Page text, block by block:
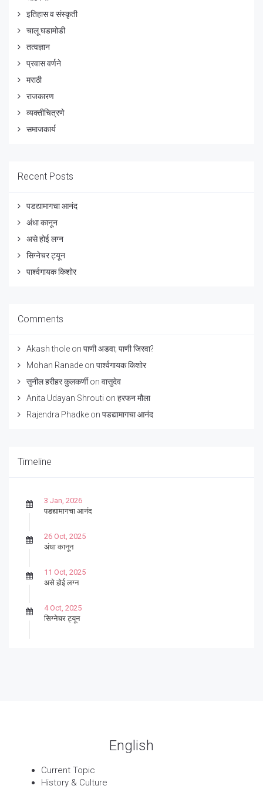
इतिहास व संस्कृती
चालू घडामोडी
तत्वज्ञान
प्रवास वर्णने
मराठी
राजकारण
व्यक्तीचित्रणे
समाजकार्य
Recent Posts
पडद्यामागचा आनंद
अंधा कानून
असे होई लग्न
सिग्नेचर ट्यून
पार्श्वगायक किशोर
Comments
Akash thole on पाणी अडवा; पाणी जिरवा?
Mohan Ranade on पार्श्वगायक किशोर
सुनील हरीहर कुलकर्णीon वासुदेव
Anita Udayan Shrouti on हरफन मौला
Rajendra Phadke on पडद्यामागचा आनंद
Timeline
3 Jan, 2026
पडद्यामागचा आनंद
26 Oct, 2025
अंधा कानून
11 Oct, 2025
असे होई लग्न
4 Oct, 2025
सिग्नेचर ट्यून
English
Current Topic
History & Culture